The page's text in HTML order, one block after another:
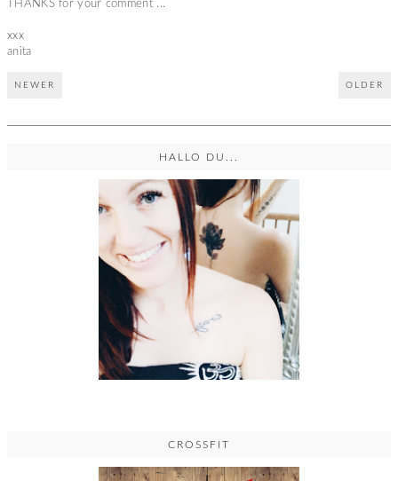
THANKS for your comment ...
xxx
anita
NEWER OLDER
HALLO DU...
CROSSFIT